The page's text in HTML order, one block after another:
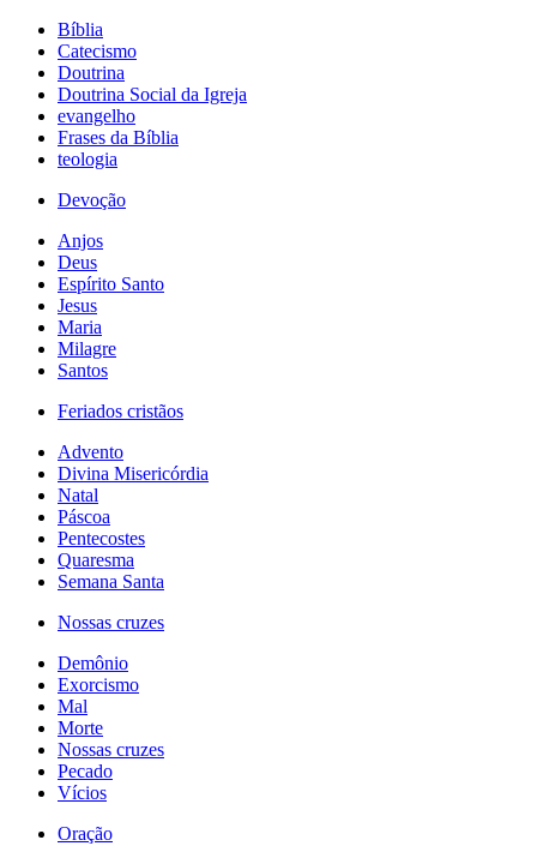
Bíblia
Catecismo
Doutrina
Doutrina Social da Igreja
evangelho
Frases da Bíblia
teologia
Devoção
Anjos
Deus
Espírito Santo
Jesus
Maria
Milagre
Santos
Feriados cristãos
Advento
Divina Misericórdia
Natal
Páscoa
Pentecostes
Quaresma
Semana Santa
Nossas cruzes
Demônio
Exorcismo
Mal
Morte
Nossas cruzes
Pecado
Vícios
Oração